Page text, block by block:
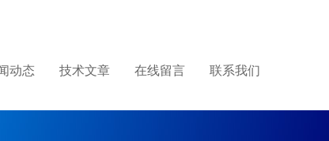
动态 技术文章 在线留言 联系我们